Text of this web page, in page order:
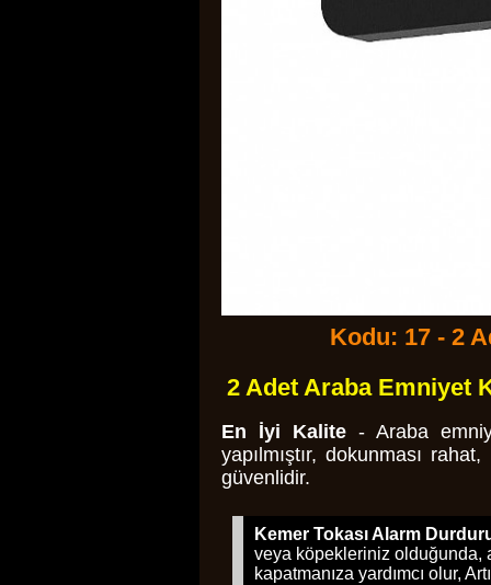
Kodu: 17 - 2
2 Adet Araba Emniyet
En İyi Kalite - Araba
yapılmıştır, dokunması
güvenlidir.
Kemer Tokası Alarm
veya köpekleriniz olduğunda,
kapatmanıza yardımcı olur,